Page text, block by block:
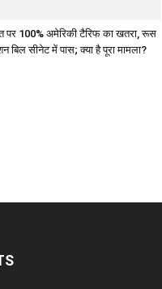
पर 100% अमेरिकी टैरिफ का खतरा, रूस
बिल सीनेट में पास; क्या है पूरा मामला?